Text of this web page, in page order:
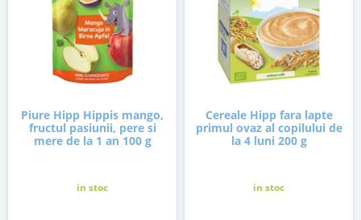
Piure Hipp Hippis mango,
fructul pasiunii, pere si
mere de la 1 an 100 g
in stoc
Cereale Hipp fara lapte
primul ovaz al copilului de
la 4 luni 200 g
in stoc